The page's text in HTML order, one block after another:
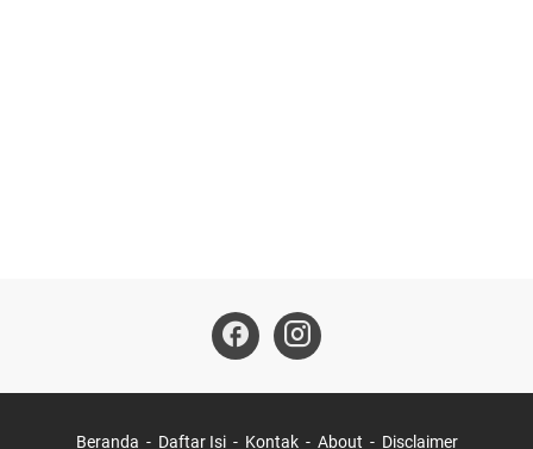
Beranda Daftar Isi Kontak About Disclaimer